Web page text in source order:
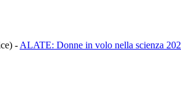
- ALATE: Donne in volo nella scienza